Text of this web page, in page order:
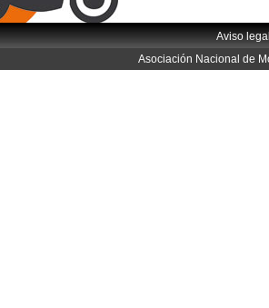
Aviso
Asociación Nacional de